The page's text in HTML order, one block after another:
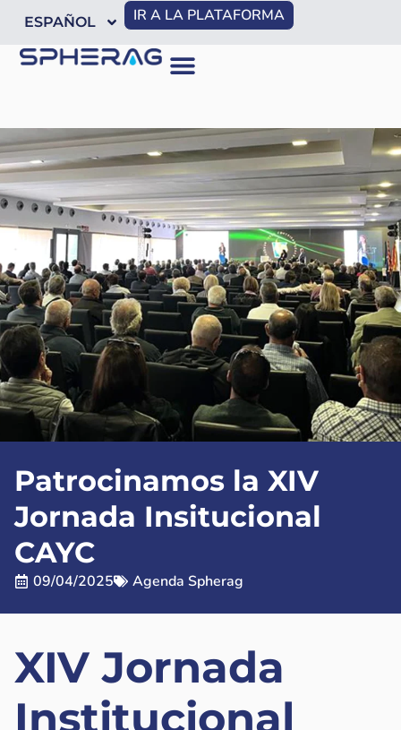
ESPAÑOL IR A LA PLATAFORMA
Patrocinamos la XIV
Jornada Insitucional
CAYC
09/04/2025 Agenda Spherag
XIV Jornada
Institucional